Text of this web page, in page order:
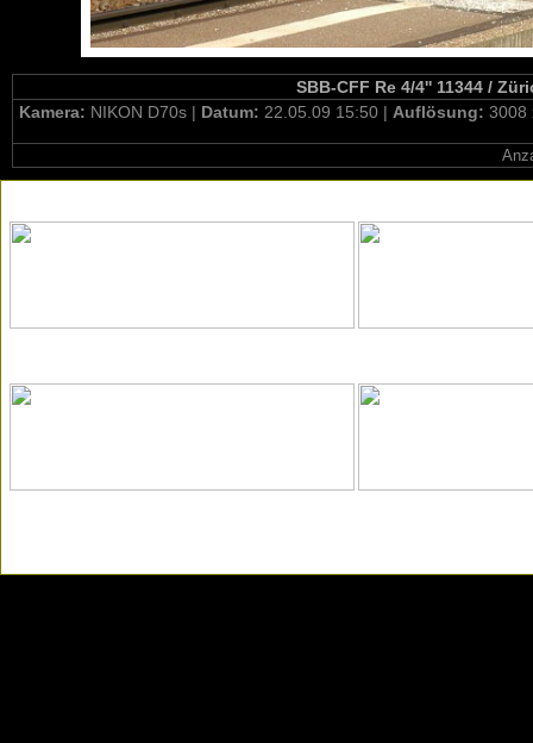
SBB-CFF Re 4/4'' 11344 /
Kamera: NIKON D70s | Datum: 22.05.09 15:50 | Auflösung: 3008